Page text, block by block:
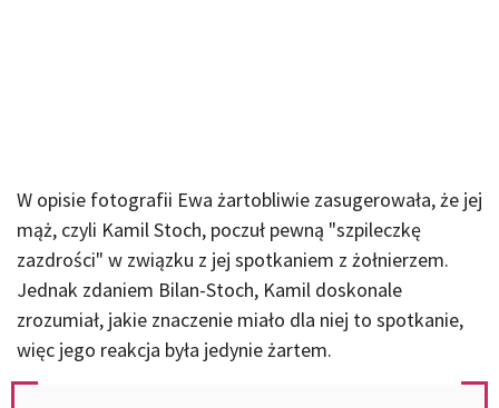
W opisie fotografii Ewa żartobliwie zasugerowała, że jej
mąż, czyli Kamil Stoch, poczuł pewną "szpileczkę
zazdrości" w związku z jej spotkaniem z żołnierzem.
Jednak zdaniem Bilan-Stoch, Kamil doskonale
zrozumiał, jakie znaczenie miało dla niej to spotkanie,
więc jego reakcja była jedynie żartem.